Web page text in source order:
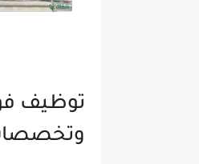
توظيف